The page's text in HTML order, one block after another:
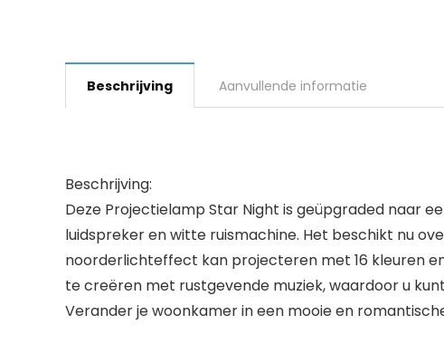
Beschrijving Aanvullende informatie
Beschrijving:
Deze Projectielamp Star Night is geüpgraded naar
luidspreker en witte ruismachine. Het beschikt nu
noorderlichteffect kan projecteren met 16 kleuren
te creëren met rustgevende muziek, waardoor u
Verander je woonkamer in een mooie en